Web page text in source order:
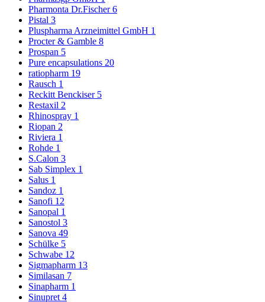
Pharmonta Dr.Fischer6
Pistal 3
Pluspharma Arzneimittel GmbH 1
Procter & Gamble 8
Prospan 5
Pure encapsulations 20
ratiopharm 19
Rausch 1
Reckitt Benckiser 5
Restaxil 2
Rhinospray 1
Riopan 2
Riviera 1
Rohde 1
S.Calon 3
Sab Simplex 1
Salus 1
Sandoz 1
Sanofi 12
Sanopal 1
Sanostol 3
Sanova 49
Schülke 5
Schwabe 12
Sigmapharm 13
Similasan 7
Sinapharm 1
Sinupret 4